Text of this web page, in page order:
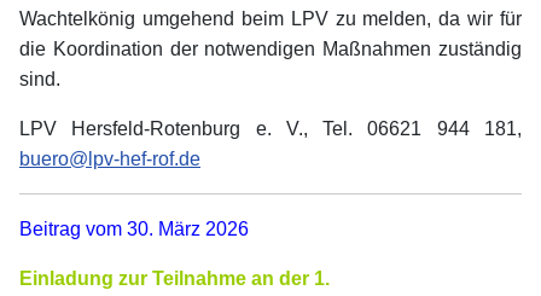
Wachtelkönig umgehend beim LPV zu melden, da wir für
die Koordination der notwendigen Maßnahmen zuständig
sind.
LPV Hersfeld-Rotenburg e. V., Tel. 06621 944 181,
buero@lpv-hef-rof.de
Beitrag vom 30. März 2026
Einladung zur Teilnahme an der 1.